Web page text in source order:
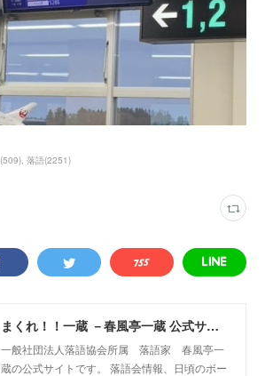
(509) 落語(2251)
まくれ！！一蔵 －春風亭一蔵 公式サイト－
一般社団法人落語協会所属 落語家 春風亭一
蔵の公式サイトです。 落語会情報、日頃のボー